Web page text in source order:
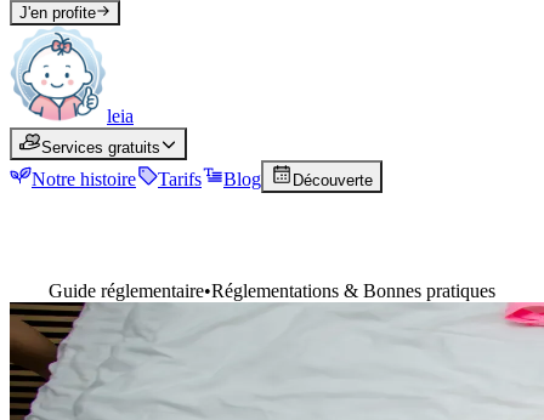
J'en profite
leia
Services gratuits
Notre histoire Tarifs Blog Découverte
leia
ServicesServices gratuits
Histoire Tarifs Blog Découverte
Guide réglementaire•Réglementations & Bonnes pratiques